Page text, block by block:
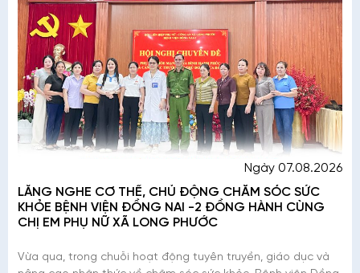
Ngày 07.08.2026
LẮNG NGHE CƠ THỂ, CHỦ ĐỘNG CHĂM SÓC SỨC
KHỎE BỆNH VIỆN ĐỒNG NAI -2 ĐỒNG HÀNH CÙNG
CHỊ EM PHỤ NỮ XÃ LONG PHƯỚC
Vừa qua, trong chuỗi hoạt động tuyên truyền, giáo dục và